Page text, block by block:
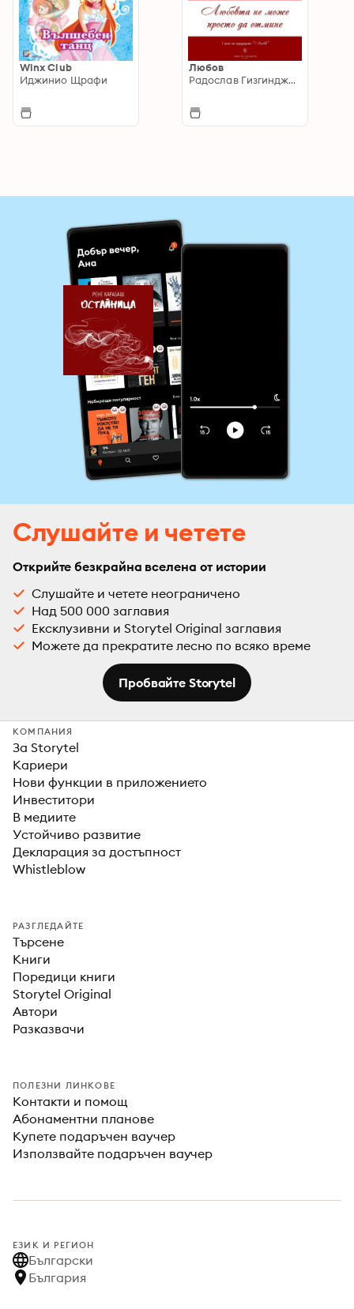
Winx Club
Иджинио Щрафи
Любов
Радослав Гизгинджиев
Слушайте и четете
Открийте безкрайна вселена от истории
Слушайте и четете неограничено
Над 500 000 заглавия
Ексклузивни и Storytel Original заглавия
Можете да прекратите лесно по всяко време
Пробвайте Storytel
КОМПАНИЯ
За Storytel
Кариери
Нови функции в приложението
Инвеститори
В медиите
Устойчиво развитие
Декларация за достъпност
Whistleblow
РАЗГЛЕДАЙТЕ
Търсене
Книги
Поредици книги
Storytel Original
Автори
Разказвачи
ПОЛЕЗНИ ЛИНКОВЕ
Контакти и помощ
Абонаментни планове
Купете подаръчен ваучер
Използвайте подаръчен ваучер
ЕЗИК И РЕГИОН
Български
България